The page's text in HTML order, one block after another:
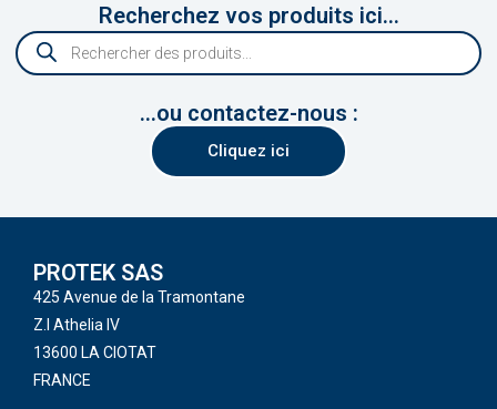
Recherchez vos produits ici...
...ou contactez-nous :
Cliquez ici
PROTEK SAS
425 Avenue de la Tramontane
Z.I Athelia IV
13600 LA CIOTAT
FRANCE